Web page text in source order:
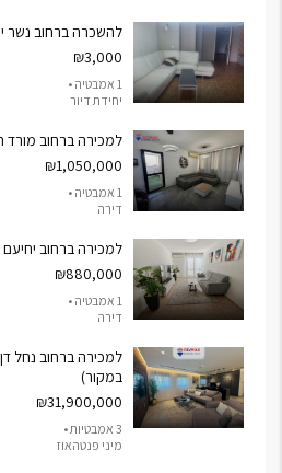
להשכרה ברחוב נשר יחידת
₪3,000
1 אמבטיה •
יחידת דיור
למכירה ברחוב מורד הגיא
₪1,050,000
1 אמבטיה •
דירה
למכירה ברחוב יחיעם דירת
₪880,000
1 אמבטיה •
דירה
במקור)
₪31,900,000
3 אמבטיות •
מיני פנטהאוז